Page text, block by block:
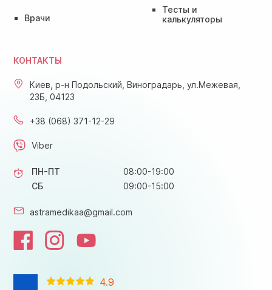
Врачи
Тесты и
калькуляторы
КОНТАКТЫ
Киев, р-н Подольский, Виноградарь, ул.Межевая,
23Б, 04123
+38 (068) 371-12-29
Viber
ПН-ПТ
08:00-19:00
СБ
09:00-15:00
astramedikaa@gmail.com
4.9